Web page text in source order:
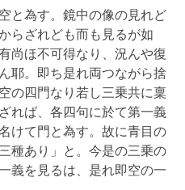
と為す。鏡中の像の見れど
らざれども而も見るが如
尚ほ不可得なり、況んや復
耶。即ち是れ両つながら捨
の四門なり若し三乗共に稟
れば、各四句に於て第一義
けて門と為す。故に青目の
種あり」と。今是の三乗の
義を見るは、是れ即空の一